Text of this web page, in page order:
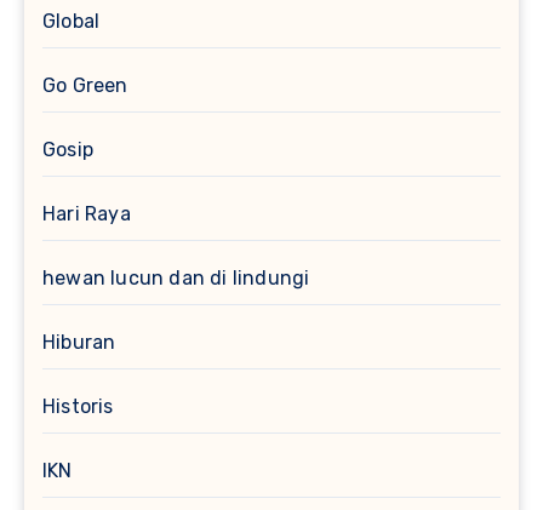
Global
Go Green
Gosip
Hari Raya
hewan lucun dan di lindungi
Hiburan
Historis
IKN